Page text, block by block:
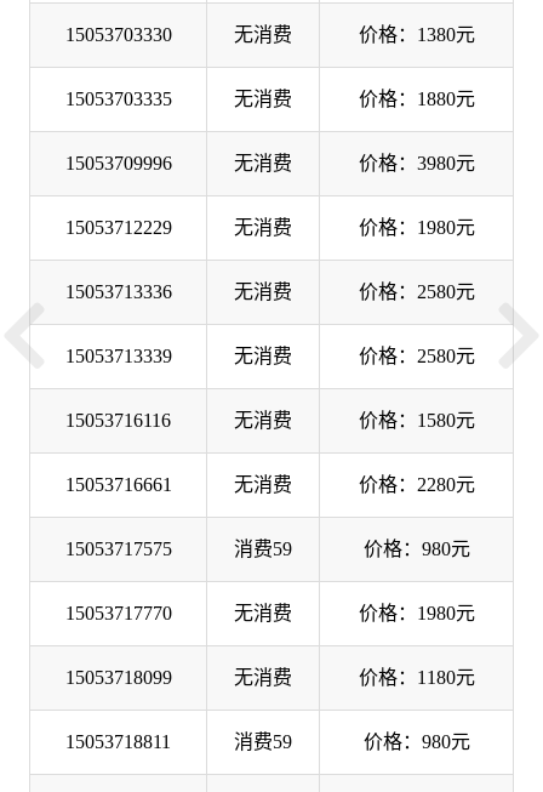
15053703330 无消费 价格：1380元
15053703335 无消费 价格：1880元
15053709996 无消费 价格：3980元
15053712229 无消费 价格：1980元
15053713336 无消费 价格：2580元
15053713339 无消费 价格：2580元
15053716116 无消费 价格：1580元
15053716661 无消费 价格：2280元
15053717575 消费59 价格：980元
15053717770 无消费 价格：1980元
15053718099 无消费 价格：1180元
15053718811 消费59 价格：980元